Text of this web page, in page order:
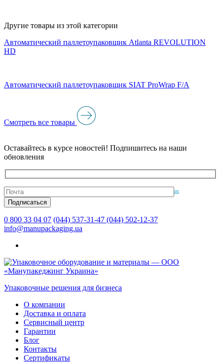
Другие товары из этой категории
Автоматический паллетоупаковщик Atlanta REVOLUTION
HD
Автоматический паллетоупаковщик SIAT ProWrap F/A
Смотреть все товары
Оставайтесь в курсе новостей! Подпишитесь на наши
обновления
0 800 33 04 07 (044) 537-31-47 (044) 502-12-37
info@manupackaging.ua
Упаковочные решения для бизнеса
О компании
Доставка и оплата
Сервисный центр
Гарантии
Блог
Контакты
Сертификаты